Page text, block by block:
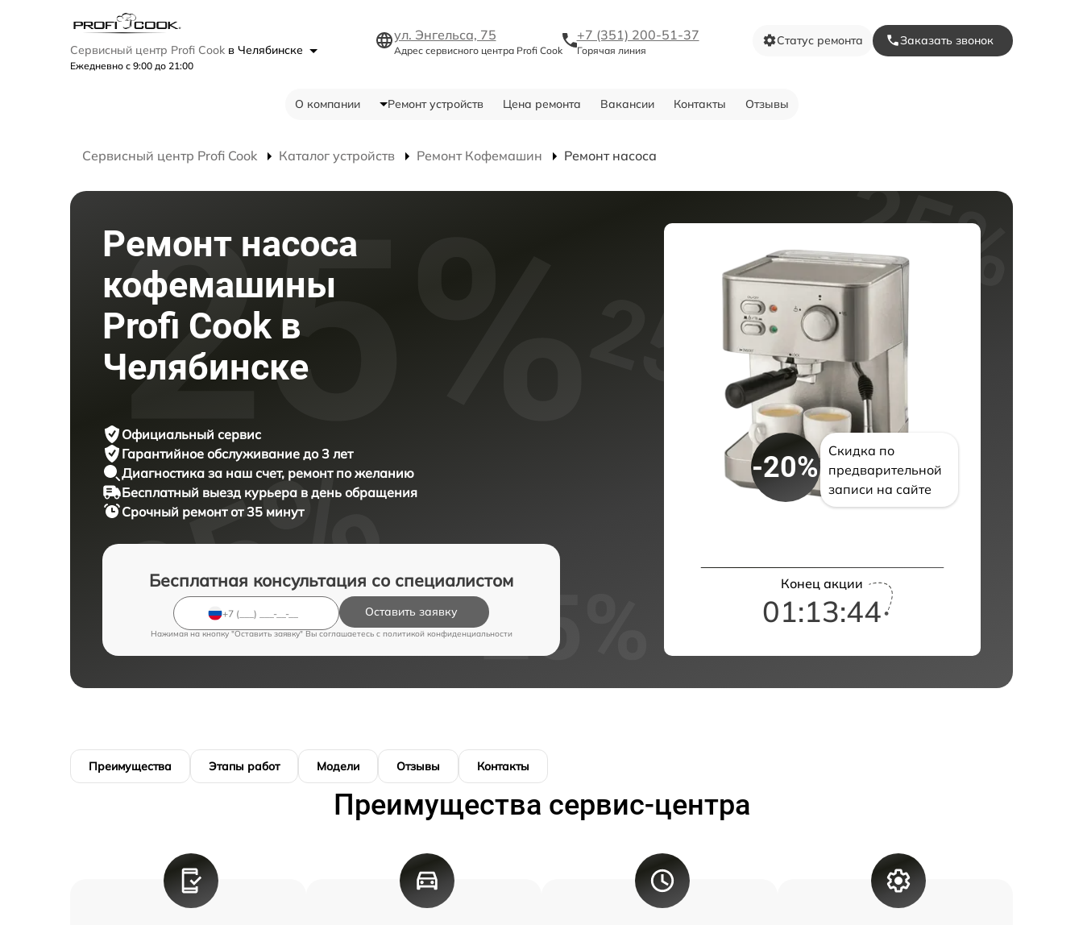
Сервисный центр Profi Cook в Челябинске
Ежедневно с 9:00 до 21:00
ул. Энгельса, 75
Адрес сервисного центра Profi Cook
+7 (351) 200-51-37
Горячая линия
Статус ремонта Заказать звонок
О компании Ремонт устройств Цена ремонта Вакансии Контакты Отзывы
Сервисный центр Profi Cook Каталог устройств Ремонт Кофемашин Ремонт насоса
Ремонт насоса
кофемашины
Profi Cook в
Челябинске
Официальный сервис
Гарантийное обслуживание до 3 лет
Диагностика за наш счет, ремонт по желанию
Бесплатный выезд курьера в день обращения
Срочный ремонтот 35 минут
Бесплатная консультация со специалистом
Оставить заявку
Нажимая на кнопку "Оставить заявку" Вы соглашаетесь c политикой конфиденциальности
-20%
Скидка по
предварительной
записи на сайте
Конец акции
01:13:43
Преимущества Этапы работ Модели Отзывы Контакты
Преимущества сервис-центра